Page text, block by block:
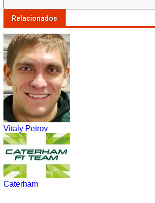
Relacionados
Vitaly Petrov
Caterham